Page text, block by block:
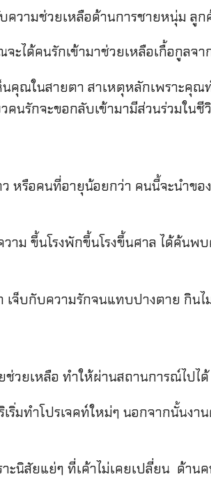
ความช่วยเหลือด้านการชายหนุ่ม ลู
ได้คนรักเข้ามาช่วยเหลือเกื้อกูลจา
นคุณในสายตา สาเหตุหลักเพราะคุ
นรักจะขอกลับเข้ามามีส่วนร่วมในชี
หรือคนที่อายุน้อยกว่า คนนี้จะนำข
าม ขึ้นโรงพักขึ้นโรงขึ้นศาล ได้ค้นพ
จ็บกับความรักจนแทบปางตาย กินไ
วยเหลือ ทำให้ผ่านสถานการณ์ไปได้
เริ่มทำโปรเจคท์ใหม่ๆ นอกจากนั้น
นิสัยแย่ๆ ที่เค้าไม่เคยเปลี่ยน ด้านค